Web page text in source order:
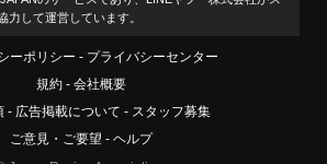
力して運営しています。
ーポリシー
プライバシーセンター
規約
会社概要
広告掲載について
スタッフ募集
ご意見・ご要望
ヘルプ